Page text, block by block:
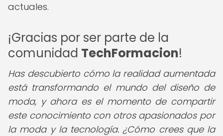
actuales.
¡Gracias por ser parte de la
comunidad TechFormacion!
Has descubierto cómo la realidad aumentada
está transformando el mundo del diseño de
moda, y ahora es el momento de compartir
este conocimiento con otros apasionados por
la moda y la tecnología. ¿Cómo crees que la